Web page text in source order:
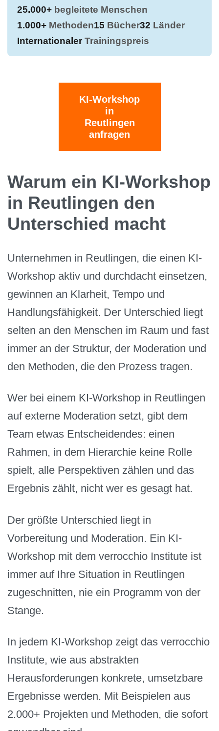
25.000+ begleitete Menschen
1.000+ Methoden15 Bücher32 Länder
InternationalerTrainingspreis
KI-Workshop
in
Reutlingen
anfragen
Warum ein KI-Workshop
in Reutlingen den
Unterschied macht
Unternehmen in Reutlingen, die einen KI-
Workshop aktiv und durchdacht einsetzen,
gewinnen an Klarheit, Tempo und
Handlungsfähigkeit. Der Unterschied liegt
selten an den Menschen im Raum und fast
immer an der Struktur, der Moderation und
den Methoden, die den Prozess tragen.
Wer bei einem KI-Workshop in Reutlingen
auf externe Moderation setzt, gibt dem
Team etwas Entscheidendes: einen
Rahmen, in dem Hierarchie keine Rolle
spielt, alle Perspektiven zählen und das
Ergebnis zählt, nicht wer es gesagt hat.
Der größte Unterschied liegt in
Vorbereitung und Moderation. Ein KI-
Workshop mit dem verrocchio Institute ist
immer auf Ihre Situation in Reutlingen
zugeschnitten, nie ein Programm von der
Stange.
In jedem KI-Workshop zeigt das verrocchio
Institute, wie aus abstrakten
Herausforderungen konkrete, umsetzbare
Ergebnisse werden. Mit Beispielen aus
2.000+ Projekten und Methoden, die sofort